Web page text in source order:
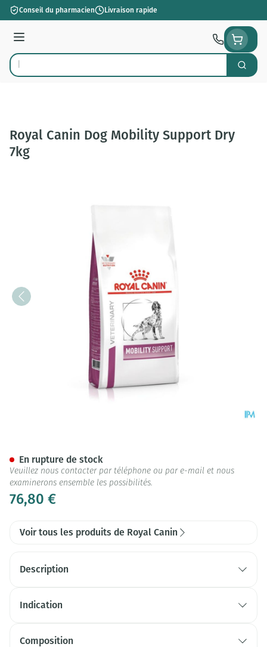
Aller au contenu
Conseil du pharmacien Livraison rapide
Menu
Rechercher
Royal Canin Dog Mobility Support Dry
7kg
76,80 €
En rupture de stock
Veuillez nous contacter par téléphone ou par e-mail et nous
examinerons ensemble les possibilités.
Voir tous les produits de Royal Canin
Description
Indication
Composition